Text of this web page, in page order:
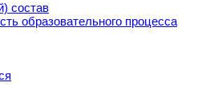
состав
образовательного процесса